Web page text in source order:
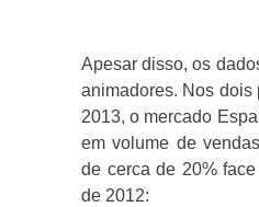
Apesar disso, os
animadores. Nos dois
2013, o mercado
em volume de
de cerca de 20%
de 2012: